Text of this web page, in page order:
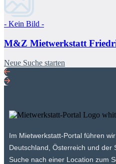
- Kein Bild -
M&Z Mietwerkstatt
Neue Suche starten
Im Mietwerkstatt-Portal führen
Deutschland, Österreich und der
Suche nach einer Location zum